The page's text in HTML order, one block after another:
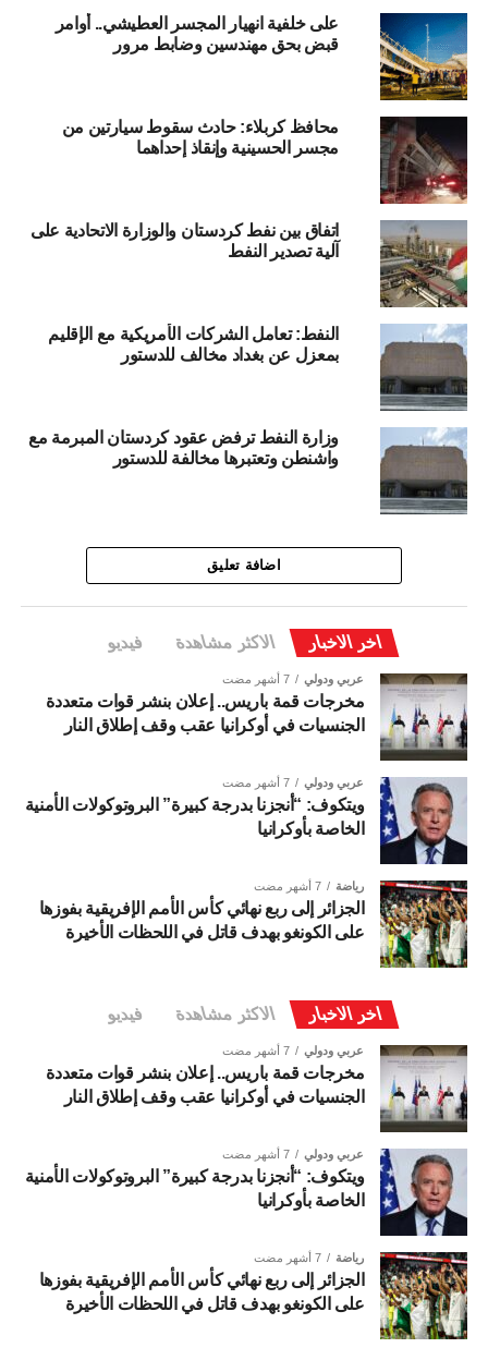
على خلفية انهيار المجسر العطيشي.. أوامر
قبض بحق مهندسين وضابط مرور
محافظ كربلاء: حادث سقوط سيارتين من
مجسر الحسينية وإنقاذ إحداهما
اتفاق بين نفط كردستان والوزارة الاتحادية على
آلية تصدير النفط
النفط: تعامل الشركات الأمريكية مع الإقليم
بمعزل عن بغداد مخالف للدستور
وزارة النفط ترفض عقود كردستان المبرمة مع
واشنطن وتعتبرها مخالفة للدستور
اضافة تعليق
اخر الاخبار الاكثر مشاهدة فيديو
عربي ودولي 7 أشهر مضت
مخرجات قمة باريس.. إعلان بنشر قوات متعددة
الجنسيات في أوكرانيا عقب وقف إطلاق النار
عربي ودولي 7 أشهر مضت
ويتكوف: “أنجزنا بدرجة كبيرة” البروتوكولات الأمنية
الخاصة بأوكرانيا
رياضة 7 أشهر مضت
الجزائر إلى ربع نهائي كأس الأمم الإفريقية بفوزها
على الكونغو بهدف قاتل في اللحظات الأخيرة
اخر الاخبار الاكثر مشاهدة فيديو
عربي ودولي 7 أشهر مضت
مخرجات قمة باريس.. إعلان بنشر قوات متعددة
الجنسيات في أوكرانيا عقب وقف إطلاق النار
عربي ودولي 7 أشهر مضت
ويتكوف: “أنجزنا بدرجة كبيرة” البروتوكولات الأمنية
الخاصة بأوكرانيا
رياضة 7 أشهر مضت
الجزائر إلى ربع نهائي كأس الأمم الإفريقية بفوزها
على الكونغو بهدف قاتل في اللحظات الأخيرة